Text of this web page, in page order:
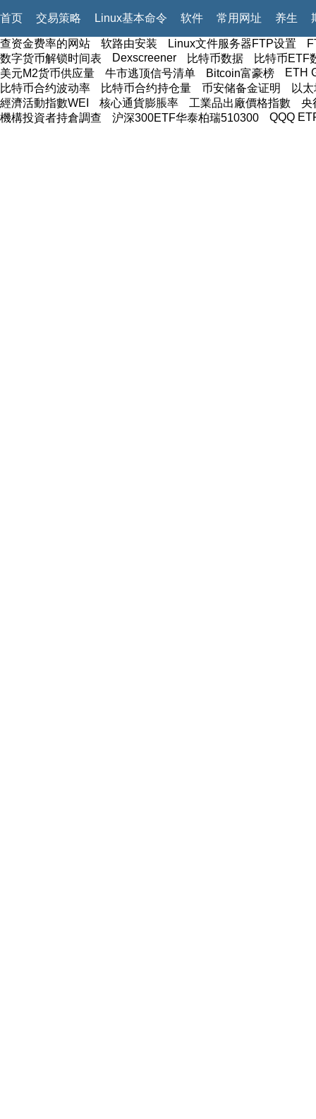
首页 交易策略 Linux基本命令 软件 常用网址 养生
查资金费率的网站 软路由安装 Linux文件服务器FTP设置
数字货币解锁时间表
Dexscreener 比特币数据
比特币ETF
美元M2货币供应量
牛市逃顶信号清单 Bitcoin富豪榜
ETH
比特币合约波动率
比特币合约持仓量 币安储备金证明
以
經濟活動指數WEI
核心通貨膨脹率 工業品出廠價格指數
央
機構投資者持倉調查
沪深300ETF华泰柏瑞510300 QQQ